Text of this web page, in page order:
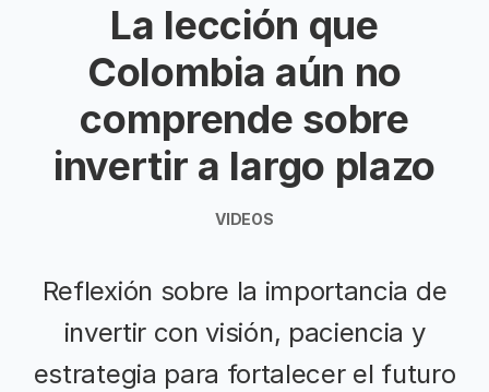
La lección que
Colombia aún no
comprende sobre
invertir a largo plazo
VIDEOS
Reflexión sobre la importancia de
invertir con visión, paciencia y
estrategia para fortalecer el futuro